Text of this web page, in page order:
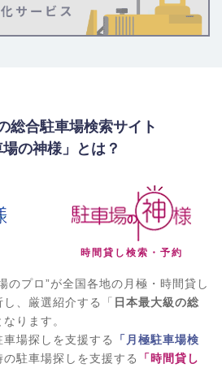
総合駐車場検索サイト
場の神様」とは？
時間貸し検索・予約
のプロ”が全国各地の月極・時間貸し
、厳選紹介する「 日本最大級の総
なります。
場探しを支援する
「月極駐車場検
の駐車場探しを支援する
「時間貸し